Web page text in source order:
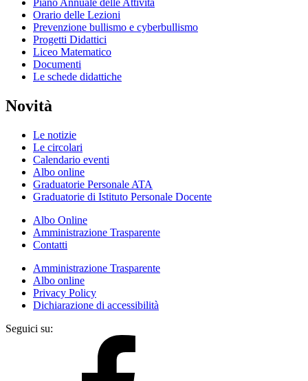
Orario delle Lezioni
Prevenzione bullismo e cyberbullismo
Progetti Didattici
Liceo Matematico
Documenti
Le schede didattiche
Novità
Le notizie
Le circolari
Calendario eventi
Albo online
Graduatorie Personale ATA
Graduatorie di Istituto Personale Docente
Albo Online
Amministrazione Trasparente
Contatti
Amministrazione Trasparente
Albo online
Privacy Policy
Dichiarazione di accessibilità
Seguici su: